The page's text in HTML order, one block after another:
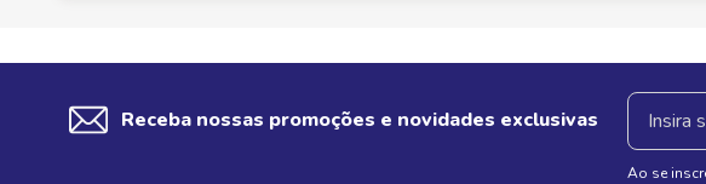
Receba nossas promoções e novidades exclusivas
Ao se